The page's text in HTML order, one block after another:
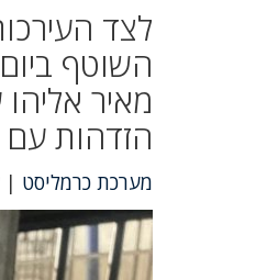
לצד
השוטף
מאיר
הזדהות עם
מערכת כרמליסט |